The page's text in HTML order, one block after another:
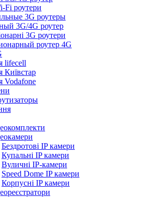
Fi роутери
3G роутеры
3G/4G роутер
3G роутери
роутер 4G
lifecell
Київстар
Vodafone
Бездротові IP камери
Купальні IP камери
Вуличні IP-камери
Speed Dome IP камери
Корпусні IP камери